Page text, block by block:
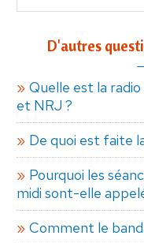
D'autres
Quelle est la
et NRJ ?
De quoi est faite
Pourquoi les
midi sont-elle
Comment le